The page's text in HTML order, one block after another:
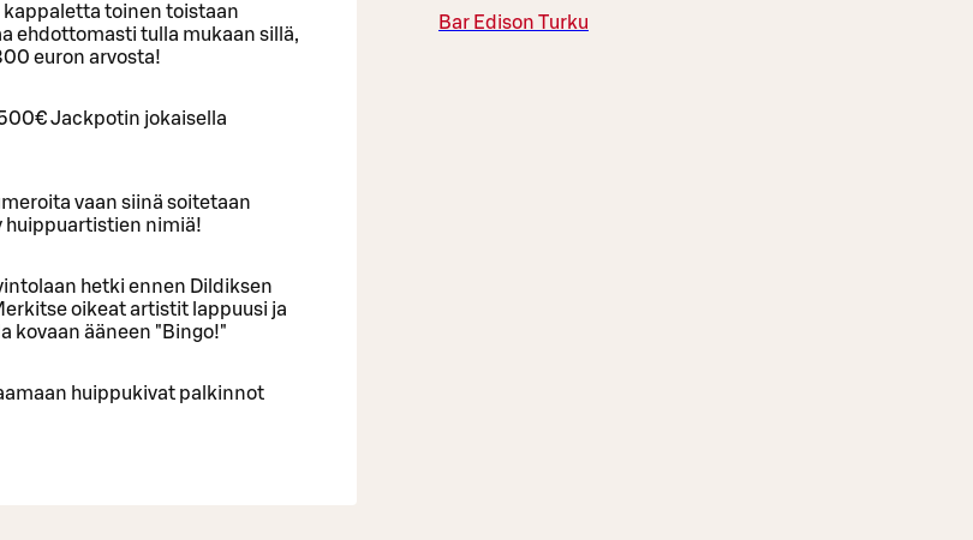
kappaletta toinen toistaan
ehdottomasti tulla mukaan sillä,
euron arvosta!
Jackpotin jokaisella
vaan siinä soitetaan
huippuartistien nimiä!
hetki ennen Dildiksen
oikeat artistit lappuusi ja
kovaan ääneen "Bingo!"
huippukivat palkinnot
Bar Edison Turku